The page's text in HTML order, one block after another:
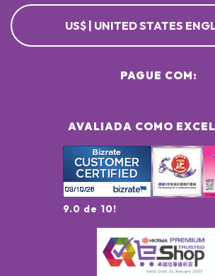
US$ | UNITED STATES
AVALIADA COMO
9.0 de 10!
PAGUE COM: